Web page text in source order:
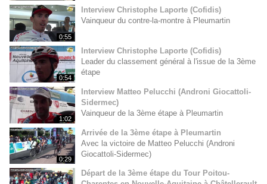
0:55
Interview Christophe Laporte (Cofidis)
Vainqueur du contre-la-montre à Pleumartin
0:54
Interview Christophe Laporte (Cofidis)
Leader du classement général à l'issue de la 3ème
étape
1:02
Interview Matteo Pelucchi (Androni Giocattoli-
Sidermec)
Vainqueur de la 3ème étape à Pleumartin
0:29
Arrivée de la 3ème étape à Pleumartin
Avec la victoire de Matteo Pelucchi (Androni
Giocattoli-Sidermec)
Départ de la 3ème étape du Tour Poitou-